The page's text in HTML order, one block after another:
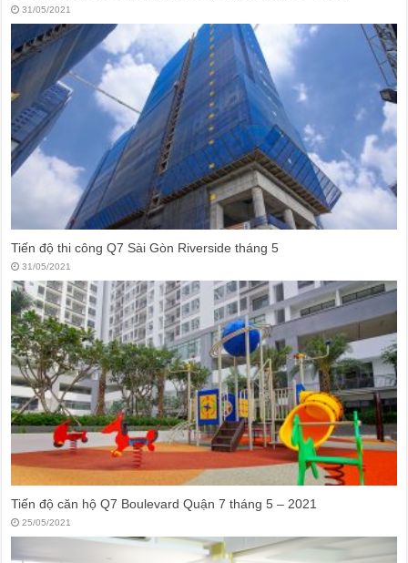
31/05/2021
Tiến độ thi công Q7 Sài Gòn Riverside tháng 5
31/05/2021
Tiến độ căn hộ Q7 Boulevard Quận 7 tháng 5 – 2021
25/05/2021